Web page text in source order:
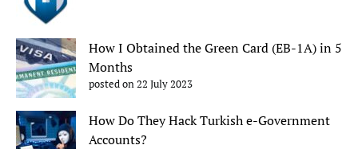
How I Obtained the Green Card (EB-1A) in 5
Months
posted on 22 July 2023
How Do They Hack Turkish e-Government
Accounts?